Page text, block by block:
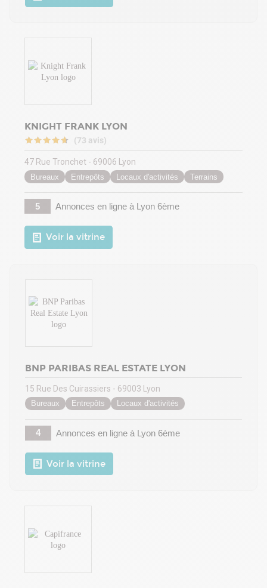
KNIGHT FRANK LYON
(73 avis)
47 Rue Tronchet - 69006 Lyon
Bureaux Entrepôts Locaux d'activités Terrains
5 Annonces en ligneà Lyon 6ème
Voir la vitrine
BNP PARIBAS REAL ESTATE LYON
15 Rue Des Cuirassiers - 69003 Lyon
Bureaux Entrepôts Locaux d'activités
4 Annonces en ligneà Lyon 6ème
Voir la vitrine